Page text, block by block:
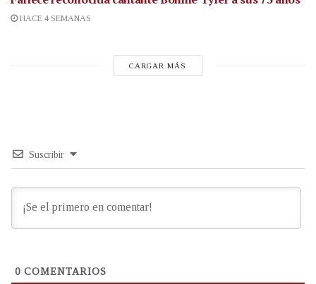
HACE 4 SEMANAS
CARGAR MÁS
Suscribir
0 COMENTARIOS